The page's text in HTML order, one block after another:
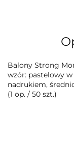
Balony Strong
wzór: pastelowy
nadrukiem,
(1 op. / 50 szt.)